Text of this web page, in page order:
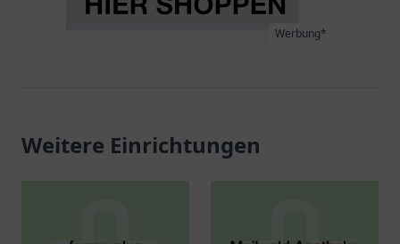
Werbung*
Weitere Einrichtungen